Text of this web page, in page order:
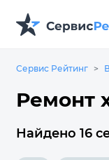
Сервис Рейтинг
Ремонт
Найдено 16